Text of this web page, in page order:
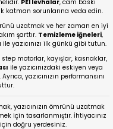
PEI levhalar, cam baskı
katman sorunlarına veda edin.
uzatmak ve her zaman en iyi
şarttır. Temizleme iğneleri,
yazıcınızı ilk günkü gibi tutun.
step motorlar, kayışlar, kasnaklar,
ile yazıcınızdaki eskiyen veya
yazıcınızın performansını
yazıcınızın ömrünü uzatmak
için tasarlanmıştır. İhtiyacınız
için doğru yerdesiniz.